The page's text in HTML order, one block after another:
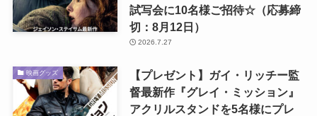
試写会に10名様ご招待☆（応募締
切：8月12日）
2026.7.27
映画グッズ
【プレゼント】ガイ・リッチー監
督最新作『グレイ・ミッション』
アクリルスタンドを5名様にプレ